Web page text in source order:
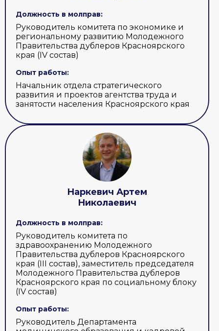
Должность в молправ:
Руководитель комитета по экономике и
региональному развитию Молодежного
Правительства дублеров Красноярского
края (IV состав)
Опыт работы:
Начальник отдела стратегического
развития и проектов агентства труда и
занятости населения Красноярского края
Наркевич Артем
Николаевич
Должность в молправ:
Руководитель комитета по
здравоохранению Молодежного
Правительства дублеров Красноярского
края (III состав), заместитель председателя
Молодежного Правительства дублеров
Красноярского края по социальному блоку
(IV состав)
Опыт работы:
Руководитель Департамента